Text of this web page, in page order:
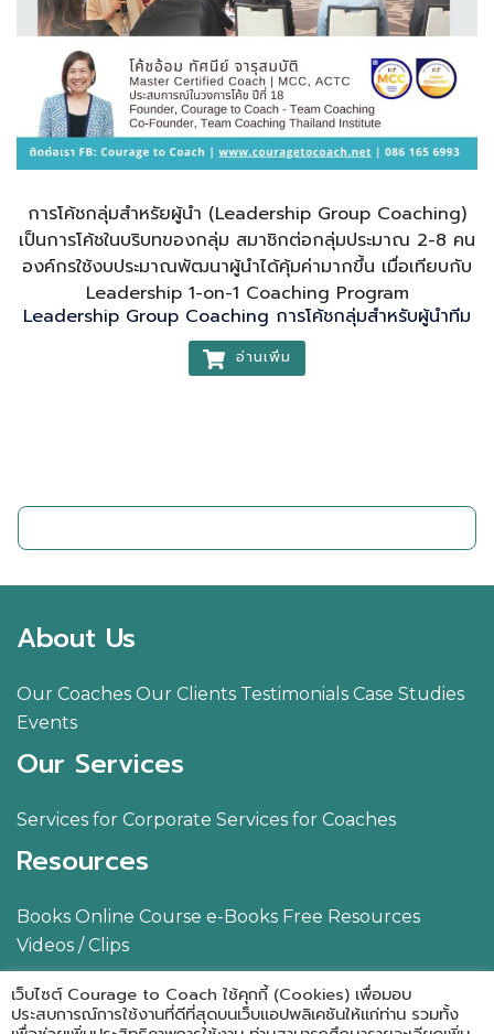
การโค้ชกลุ่มสำหรัยผู้นำ (Leadership Group Coaching)
เป็นการโค้ชในบริบทของกลุ่ม สมาชิกต่อกลุ่มประมาณ 2-8 คน
องค์กรใช้งบประมาณพัฒนาผู้นำได้คุ้มค่ามากขึ้น เมื่อเทียบกับ
Leadership 1-on-1 Coaching Program
Leadership Group Coaching การโค้ชกลุ่มสำหรับผู้นำทีม
อ่านเพิ่ม
About Us
Our Coaches Our Clients Testimonials Case Studies
Events
Our Services
Services for Corporate Services for Coaches
Resources
Books Online Course e-Books Free Resources
Videos / Clips
Blog Contact Us
เว็บไซต์ Courage to Coach ใช้คุกกี้ (Cookies) เพื่อมอบ
ประสบการณ์การใช้งานที่ดีที่สุดบนเว็บแอปพลิเคชันให้แก่ท่าน รวมทั้ง